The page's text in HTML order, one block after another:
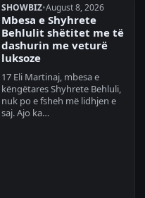
SHOWBIZ•August 8, 2026
Mbesa e Shyhrete
Behlulit shëtitet me të
dashurin me veturë
luksoze
17 Eli Martinaj, mbesa e
këngëtares Shyhrete Behluli,
nuk po e fsheh më lidhjen e
saj. Ajo ka…